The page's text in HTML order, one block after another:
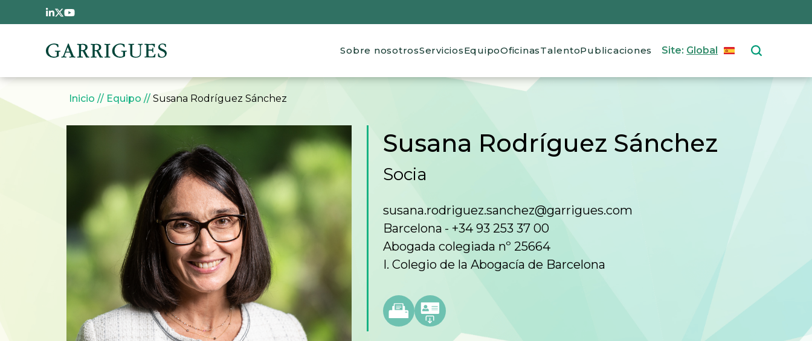
Pasar al contenido principal
Main navigation
Sobre nosotrosServiciosEquipoOficinasTalentoPublicaciones Site: GlobalSelect your
Sobrescribir enlaces de ayuda a la navegación
Inicio Equipo Susana Rodríguez Sánchez
Susana Rodríguez Sánchez
Socia
susana.rodriguez.sanchez@garrigues.com
Barcelona
+34 93 253 37 00
Abogada colegiada nº 25664
I. Colegio de la Abogacía de Barcelona